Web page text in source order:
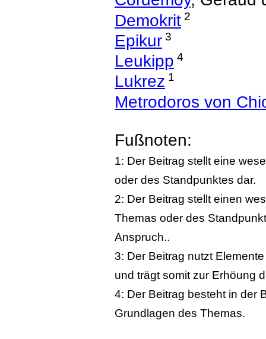
Demokrit 2
Epikur 3
Leukipp 4
Lukrez 1
Metrodoros von
Fußnoten:
1: Der Beitrag stellt eine
oder des Standpunktes dar.
2: Der Beitrag stellt einen
Themas oder des
Anspruch..
3: Der Beitrag nutzt
und trägt somit zur Erhöung
4: Der Beitrag besteht in der
Grundlagen des Themas.